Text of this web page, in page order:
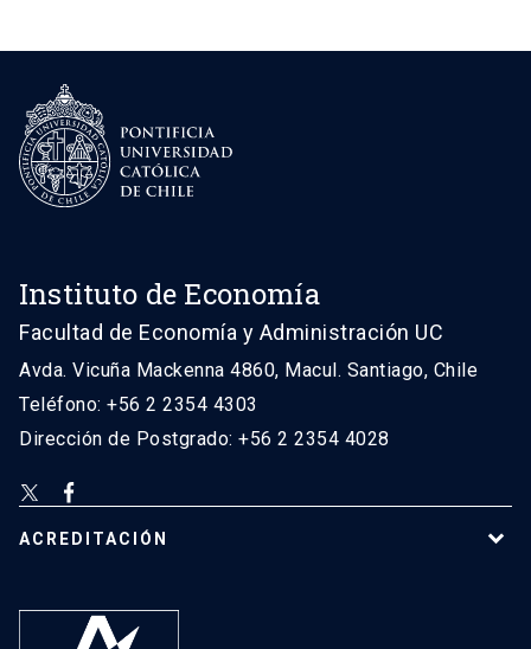
Instituto de Economía
Facultad de Economía y Administración UC
Avda. Vicuña Mackenna 4860, Macul. Santiago, Chile
Teléfono: +56 2 2354 4303
Dirección de Postgrado: +56 2 2354 4028
ACREDITACIÓN